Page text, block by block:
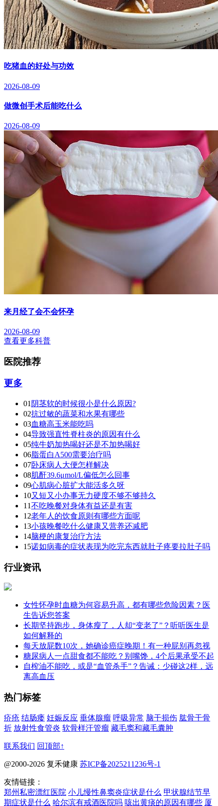
吃猪血的好处与功效
2026-08-09
做微创手术后能吃什么
2026-08-09
来月经了会不会怀孕
2026-08-09
查看更多科普
医院推荐
更多
01 阴茎软的时候很小是什么原因?
02抗过敏的蔬菜和水果有哪些
03血糖高玉米能吃吗
04导致强直性脊柱炎的原因有什么
05纯牛奶加热喝好还是不加热喝好
06脂蛋白A500需要治疗吗
07卧床病人大便怎样解决
08肌酐39.6μmol/L偏低怎么回事
09心肌病心脏扩大能活多久呀
10又短又小办事无力硬度不够不够持久
11不吃晚餐对身体有益还是有害
12老年人的饮食原则有哪些方面呢
13小孩晚餐吃什么健康又营养还减肥
14脑梗的康复治疗方法
15诺如病毒的症状表现为吃完东西就肚子疼要拉肚子吗
行业资讯
女性怀孕时血糖为何容易升高，都有哪些危险因素？医
生告诉您答案
长期坚持跑步，身体瘦了，人却“变老了”？听听医生是
如何解释的
每天放屁数10次，她确诊癌症晚期！有一种屁别再忽视
糖尿病人一点甜食都不能吃？别嘴馋，4个后果承受不起
自榨油不能吃，或是“血管杀手”？告诫：少碰这2样，远
离高血压
热门标签
疥疮 结肠瘘 妊娠反应 垂体腺瘤 呼吸异常 脑干损伤 肱骨干骨
折 放射性食管炎 软骨样汗管瘤 藏毛窦和藏毛囊肿
联系我们 回顶部↑
@2000-2026 复禾健康 苏ICP备2025211236号-1
友情链接：
郑州私密漂红医院 小儿慢性鼻窦炎症状是什么 甲状腺结节早
期症状是什么 哈尔滨有戒酒医院吗 咳出黄痰的原因有哪些 厦